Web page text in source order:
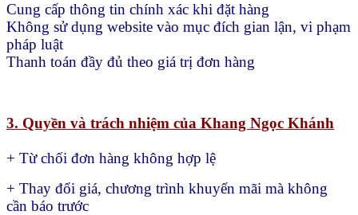
Cung cấp thông tin chính xác khi đặt hàng
Không sử dụng website vào mục đích gian lận, vi phạm
pháp luật
Thanh toán đầy đủ theo giá trị đơn hàng
3. Quyền và trách nhiệm của Khang Ngọc Khánh
+ Từ chối đơn hàng không hợp lệ
+ Thay đổi giá, chương trình khuyến mãi mà không
cần báo trước